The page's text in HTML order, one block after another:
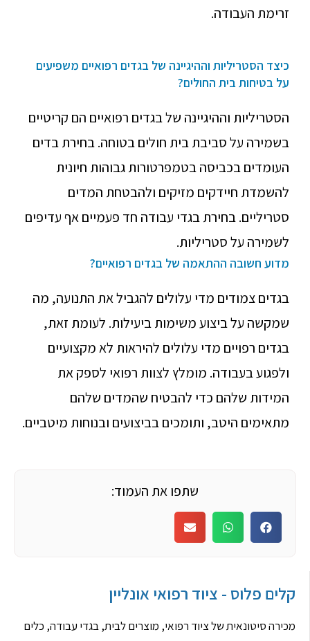
זרימת העבודה.
כיצד הסטריליות וההיגיינה של בגדים רפואיים משפיעים
על בטיחות בית החולים?
הסטריליות וההיגיינה של בגדים רפואיים הם קריטיים
בשמירה על סביבת בית חולים בטוחה. בחירת בדים
העומדים בכביסה בטמפרטורות גבוהות חיונית
להשמדת חיידקים מזיקים ולהבטחת המדים
סטריליים. בחירת בגדי עבודה חד פעמיים אף עדיפים
לשמירה על סטריליות.
מדוע חשובה ההתאמה של בגדים רפואיים?
בגדים צמודים מדי עלולים להגביל את התנועה, מה
שמקשה על ביצוע משימות ביעילות. לעומת זאת,
בגדים רפויים מדי עלולים להיראות לא מקצועיים
ולפגוע בעבודה. מומלץ לצוות רפואי לספק את
המידות שלהם כדי להבטיח שהמדים שלהם
מתאימים היטב, ותומכים בביצועים ובנוחות מיטביים.
שתפו את העמוד:
קלים פלוס - ציוד רפואי אונליין
מכירה סיטונאית של ציוד רפואי, מוצרים לבית, בגדי עבודה, כלים